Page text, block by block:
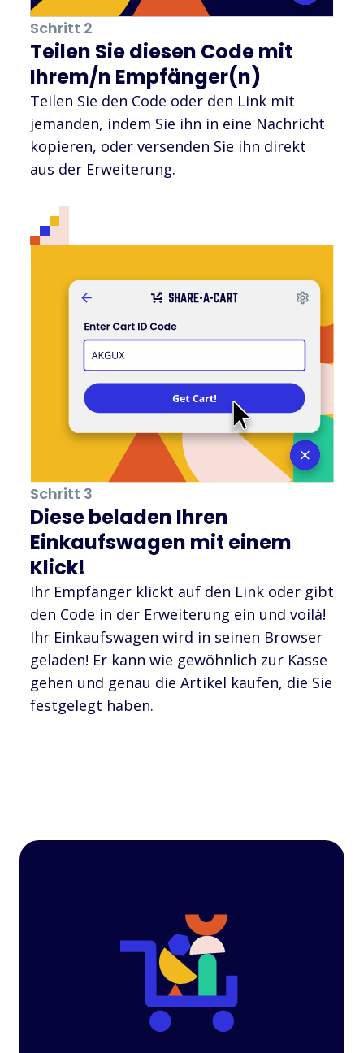
Schritt 2
Teilen Sie diesen Code mit
Ihrem/n Empfänger(n)
Teilen Sie den Code oder den Link mit
jemanden, indem Sie ihn in eine Nachricht
kopieren, oder versenden Sie ihn direkt
aus der Erweiterung.
Schritt 3
Diese beladen Ihren
Einkaufswagen mit einem
Klick!
Ihr Empfänger klickt auf den Link oder gibt
den Code in der Erweiterung ein und voilà!
Ihr Einkaufswagen wird in seinen Browser
geladen! Er kann wie gewöhnlich zur Kasse
gehen und genau die Artikel kaufen, die Sie
festgelegt haben.